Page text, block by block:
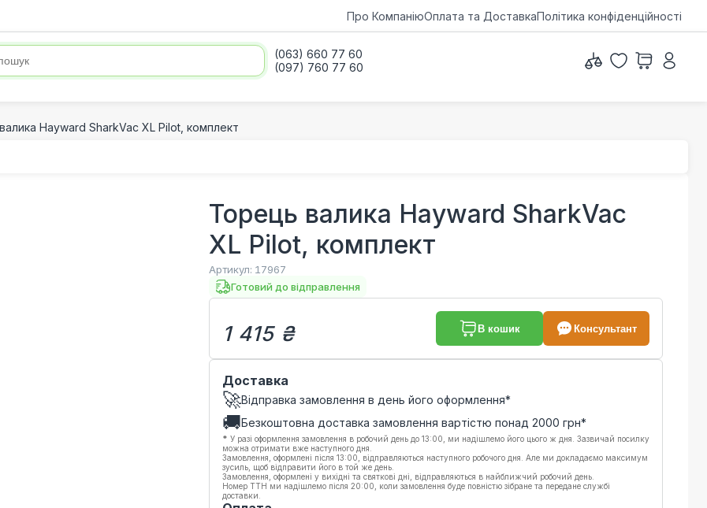
Про КомпаніюОплата та ДоставкаПолітика конфіденційності
(063) 660 77 60
(097) 760 77 60
Hayward SharkVac XL Pilot, комплект
Торець валика Hayward SharkVac
XL Pilot, комплект
Артикул: 17967
Готовий до відправлення
1 415 ₴ В кошик Консультант
Доставка
🚀Відправка замовлення в день його оформлення*
🚚Безкоштовна доставка замовлення вартістю понад 2000 грн*
* У разі оформлення замовлення в робочий день до 13:00, ми надішлемо його цього ж дня. Зазвичай посилку
можна отримати вже наступного дня.
Замовлення, оформлені після 13:00, відправляються наступного робочого дня. Але ми докладаємо максимум
зусиль, щоб відправити його в той же день.
Замовлення, оформлені у вихідні та святкові дні, відправляються в найближчий робочий день.
Номер ТТН ми надішлемо після 20:00, коли замовлення буде повністю зібране та передане службі
доставки.